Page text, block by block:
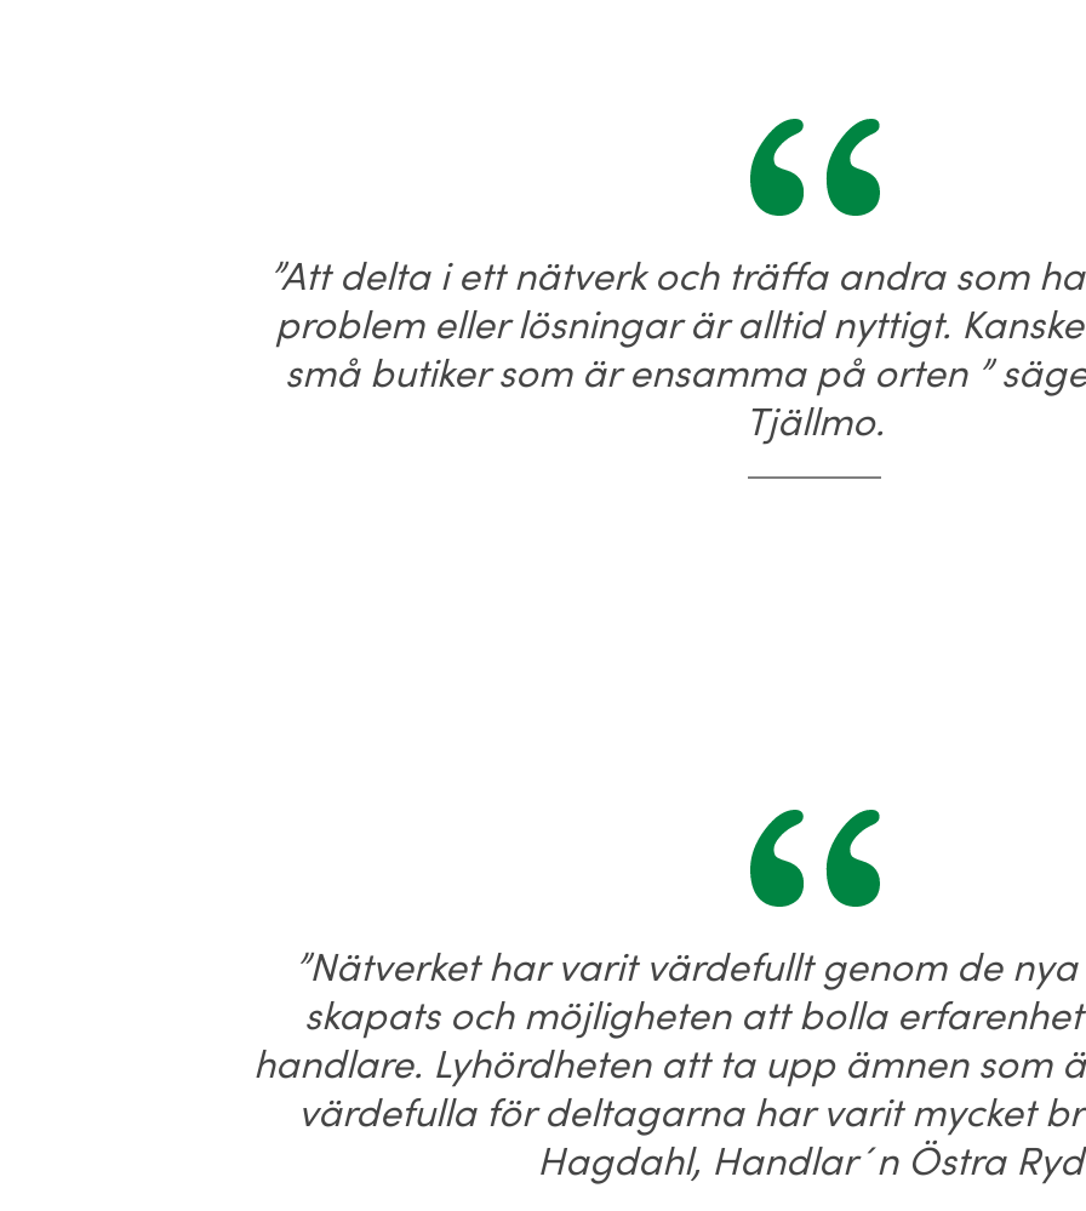
”Att delta i ett nätverk och träffa andra som
problem eller lösningar är alltid nyttigt.
små butiker som är ensamma på orten ”
Tjällmo.
”Nätverket har varit värdefullt genom de
skapats och möjligheten att bolla
handlare. Lyhördheten att ta upp ämnen som
värdefulla för deltagarna har varit mycket
Hagdahl, Handlar´n Östra